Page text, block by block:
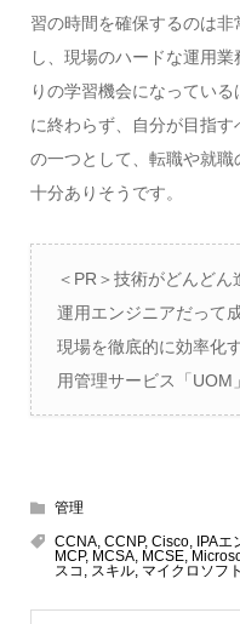
習の時間を確保するのは
し、現場のハードな運用
りの学習機会になってい
に終わらず、自分が目指
の一つとして、転職や就
十分ありそうです。
＜PR＞技術がどんど
運用エンジニアだって
現場を徹底的に効率化
用管理サービス「UOM
管理
CCNA, CCNP, Cisco, IPAエ
MCP, MCSA, MCSE,
スコ
スキル, マイクロソフト